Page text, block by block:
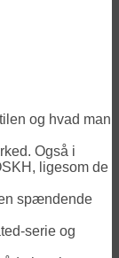
og hvad man
Også i
ligesom de
spændende
serie og